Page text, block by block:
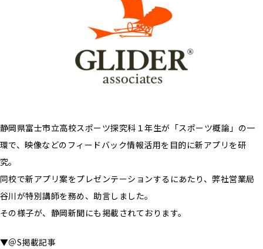
静岡県富士市立高校スポーツ探究科１年生が「スポーツ概論」の一
環で、映像などのフィードバック情報活用を目的に新アプリを研
究。
同校で新アプリ案をプレゼンテーションするにあたり、弊社営業局
谷川が特別講師を務め、助言しました。
その様子が、静岡新聞にも掲載されております。
▼＠S掲載記事